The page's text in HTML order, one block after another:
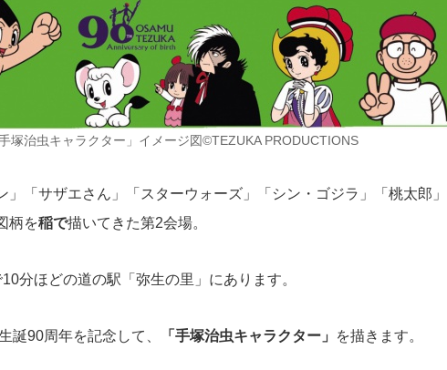
塚治虫キャラクター」イメージ図©TEZUKA PRODUCTIONS
」「サザエさん」「スターウォーズ」「シン・ゴジラ」「桃太郎」
柄を稲で描いてきた第2会場。
分ほどの道の駅「弥生の里」にあります。
誕90周年を記念して、 「手塚治虫キャラクター」 を描きます。